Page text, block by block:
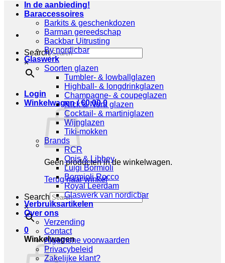
Search
×
Login
Winkelwagen /€0,00 0
Geen producten in de winkelwagen.
Terug naar winkel
Search
×
0
Winkelwagen
In de aanbieding!
Baraccessoires
Barkits & geschenkdozen
Barman gereedschap
Backbar Uitrusting
By nordicbar
Glaswerk
Soorten glazen
Tumbler- & lowballglazen
Highball- & longdrinkglazen
Champagne- & coupeglazen
Nick & Nora glazen
Cocktail- & martiniglazen
Wijnglazen
Tiki-mokken
Brands
RCR
Onis & Libbey
Luigi Bormioli
Bormioli Rocco
Royal Leerdam
Glaswerk van nordicbar
Verbruiksartikelen
Over ons
Verzending
Contact
Algemene voorwaarden
Privacybeleid
Zakelijke klant?